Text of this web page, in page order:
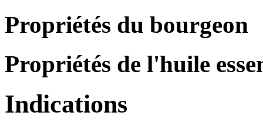
Propriétés du bourgeon
Propriétés de l'huile
Indications